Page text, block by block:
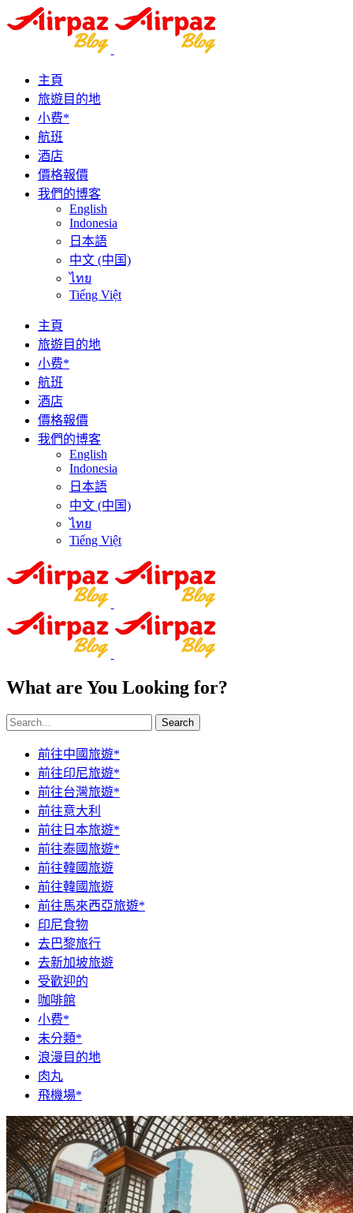
主頁
旅遊目的地
小费*
航班
酒店
價格報價
我們的博客
English
Indonesia
日本語
中文 (中国)
ไทย
Tiếng Việt
主頁
旅遊目的地
小费*
航班
酒店
價格報價
我們的博客
English
Indonesia
日本語
中文 (中国)
ไทย
Tiếng Việt
What are You Looking for?
Search
前往中國旅遊*
前往印尼旅遊*
前往台灣旅遊*
前往意大利
前往日本旅遊*
前往泰國旅遊*
前往韓國旅遊
前往韓國旅遊
前往馬來西亞旅遊*
印尼食物
去巴黎旅行
去新加坡旅遊
受歡迎的
咖啡館
小费*
未分類*
浪漫目的地
肉丸
飛機場*